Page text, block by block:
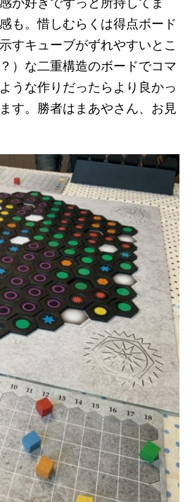
も。惜しむらくは得点ボード
すキューブがずれやすいとこ
）な二重構造のボードでコマ
うな作りだったらより良かっ
す。勝者はまあやさん、お見